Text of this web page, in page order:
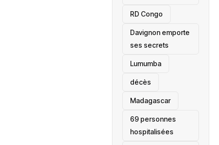
‎RD Congo
Davignon emporte
ses secrets
Lumumba
décès
‎Madagascar
69 personnes
hospitalisées